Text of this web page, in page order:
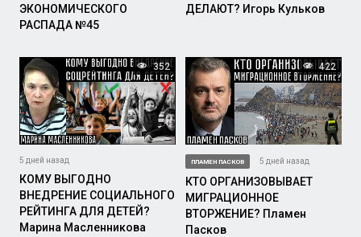
ЭКОНОМИЧЕСКОГО
РАСПАДА №45
ДЕЛАЮТ? Игорь Кульков
352
5 дней назад
КОМУ ВЫГОДНО
ВНЕДРЕНИЕ СОЦИАЛЬНОГО
РЕЙТИНГА ДЛЯ ДЕТЕЙ?
Марина Масленникова
422
ПЛАМЕН ПАСКОВ 5 дней назад
КТО ОРГАНИЗОВЫВАЕТ
МИГРАЦИОННОЕ
ВТОРЖЕНИЕ? Пламен
Пасков